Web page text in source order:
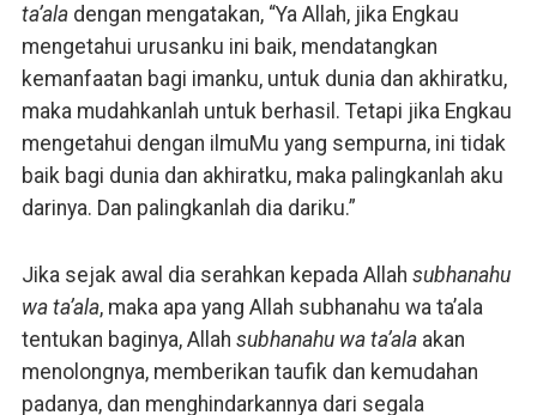
ta’aladengan mengatakan, “Ya Allah, jika Engkau
mengetahui urusanku ini baik, mendatangkan
kemanfaatan bagi imanku, untuk dunia dan akhiratku,
maka mudahkanlah untuk berhasil. Tetapi jika Engkau
mengetahui dengan ilmuMu yang sempurna, ini tidak
baik bagi dunia dan akhiratku, maka palingkanlah aku
darinya. Dan palingkanlah dia dariku.”
Jika sejak awal dia serahkan kepada Allah subhanahu
wa ta’ala, maka apa yang Allah subhanahu wa ta’ala
tentukan baginya, Allah subhanahu wa ta’alaakan
menolongnya, memberikan taufik dan kemudahan
padanya, dan menghindarkannya dari segala